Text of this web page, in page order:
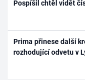
Pospíšil chtěl vidět
Prima přinese další
rozhodující odvetu v